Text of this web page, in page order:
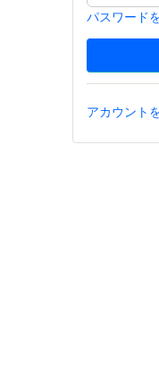
パスワード
アカウント